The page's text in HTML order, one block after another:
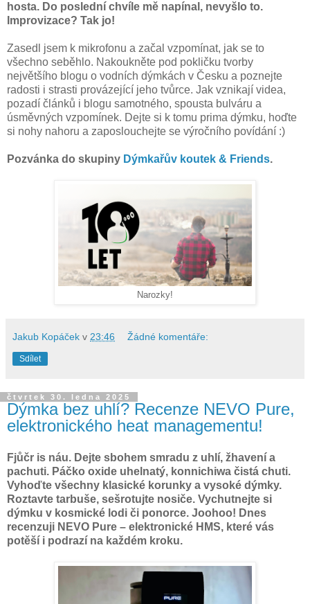
hosta. Do poslední chvíle mě napínal, nevyšlo to.
Improvizace? Tak jo!
Zasedl jsem k mikrofonu a začal vzpomínat, jak se to
všechno seběhlo. Nakoukněte pod pokličku tvorby
největšího blogu o vodních dýmkách v Česku a poznejte
radosti i strasti provázející jeho tvůrce. Jak vznikají videa,
pozadí článků i blogu samotného, spousta bulváru a
úsměvných vzpomínek. Dejte si k tomu prima dýmku, hoďte
si nohy nahoru a zaposlouchejte se výročního povídání :)
Pozvánka do skupiny ⁠Dýmkařův koutek & Friends⁠.
Narozky!
Jakub Kopáček v 23:46 Žádné komentáře:
Sdílet
čtvrtek 30. ledna 2025
Dýmka bez uhlí? Recenze NEVO Pure,
elektronického heat managementu!
Fjůčr is náu. Dejte sbohem smradu z uhlí, žhavení a
pachuti. Páčko oxide uhelnatý, konnichiwa čistá chuti.
Vyhoďte všechny klasické korunky a vysoké dýmky.
Roztavte tarbuše, sešrotujte nosiče. Vychutnejte si
dýmku v kosmické lodi či ponorce. Joohoo! Dnes
recenzuji NEVO Pure – elektronické HMS, které vás
potěší i podrazí na každém kroku.